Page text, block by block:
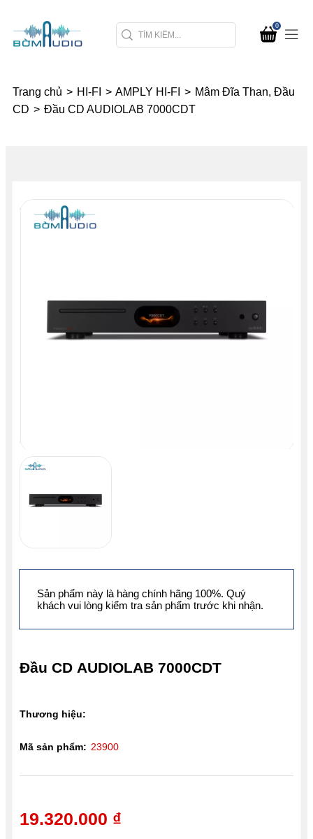
0
Trang chủ > HI-FI > AMPLY HI-FI > Mâm Đĩa Than, Đầu
CD > Đầu CD AUDIOLAB 7000CDT
Đầu CD AUDIOLAB 7000CDT
19.320.000 ₫
Thương hiệu:
Mã sản phẩm: 23900
Sản phẩm này là hàng chính hãng 100%. Quý
khách vui lòng kiểm tra sản phẩm trước khi nhận.